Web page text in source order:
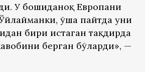
У бошиданоқ Европани
ўша пайтда уни
бири истаган тақдирда
берган бўларди», —